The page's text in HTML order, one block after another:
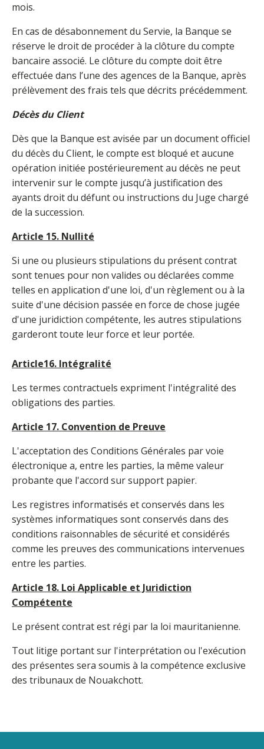
mois.
En cas de désabonnement du Servie, la Banque se
réserve le droit de procéder à la clôture du compte
bancaire associé. Le clôture du compte doit être
effectuée dans l’une des agences de la Banque, après
prélèvement des frais tels que décrits précédemment.
Décès du Client
Dès que la Banque est avisée par un document officiel
du décès du Client, le compte est bloqué et aucune
opération initiée postérieurement au décès ne peut
intervenir sur le compte jusqu’à justification des
ayants droit du défunt ou instructions du Juge chargé
de la succession.
Article 15. Nullité
Si une ou plusieurs stipulations du présent contrat
sont tenues pour non valides ou déclarées comme
telles en application d'une loi, d'un règlement ou à la
suite d'une décision passée en force de chose jugée
d'une juridiction compétente, les autres stipulations
garderont toute leur force et leur portée.
Article16. Intégralité
Les termes contractuels expriment l'intégralité des
obligations des parties.
Article 17. Convention de Preuve
L'acceptation des Conditions Générales par voie
électronique a, entre les parties, la même valeur
probante que l'accord sur support papier.
Les registres informatisés et conservés dans les
systèmes informatiques sont conservés dans des
conditions raisonnables de sécurité et considérés
comme les preuves des communications intervenues
entre les parties.
Article 18. Loi Applicable et Juridiction
Compétente
Le présent contrat est régi par la loi mauritanienne.
Tout litige portant sur l'interprétation ou l'exécution
des présentes sera soumis à la compétence exclusive
des tribunaux de Nouakchott.